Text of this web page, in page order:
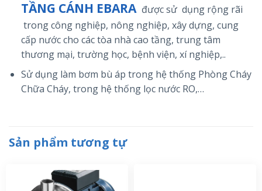
TẦNG CÁNH EBARA được sử dụng rộng rãi
trongcông nghiệp, nông nghiệp, xây dựng, cung
cấp nước cho các tòa nhà cao tầng, trung tâm
thương mại, trường học, bệnh viện, xí nghiệp,..
Sử dụng làm bơm bù áp trong hệ thống Phòng Cháy
Chữa Cháy, trong hệ thống lọc nước RO,…
Sản phẩm tương tự